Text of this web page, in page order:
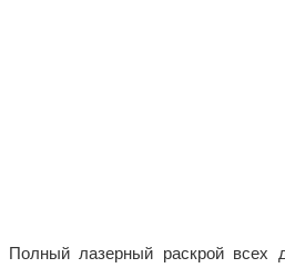
Полный лазерный раскрой всех